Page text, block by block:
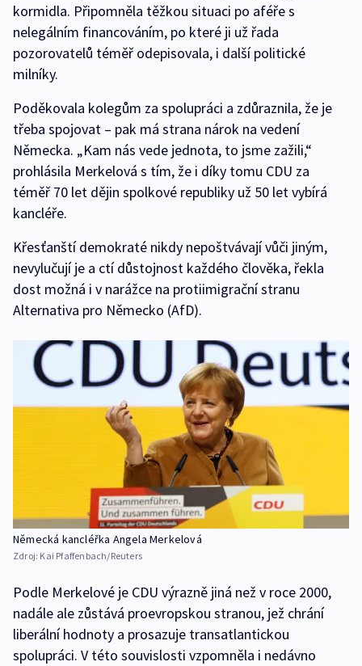
kormidla. Připomněla těžkou situaci po aféře s
nelegálním financováním, po které ji už řada
pozorovatelů téměř odepisovala, i další politické
milníky.
Poděkovala kolegům za spolupráci a zdůraznila, že je
třeba spojovat – pak má strana nárok na vedení
Německa. „Kam nás vede jednota, to jsme zažili,“
prohlásila Merkelová s tím, že i díky tomu CDU za
téměř 70 let dějin spolkové republiky už 50 let vybírá
kancléře.
Křesťanští demokraté nikdy nepoštvávají vůči jiným,
nevylučují je a ctí důstojnost každého člověka, řekla
dost možná i v narážce na protiimigrační stranu
Alternativa pro Německo (AfD).
Německá kancléřka Angela Merkelová
Zdroj: Kai Pfaffenbach/Reuters
Podle Merkelové je CDU výrazně jiná než v roce 2000,
nadále ale zůstává proevropskou stranou, jež chrání
liberální hodnoty a prosazuje transatlantickou
spolupráci. V této souvislosti vzpomněla i nedávno